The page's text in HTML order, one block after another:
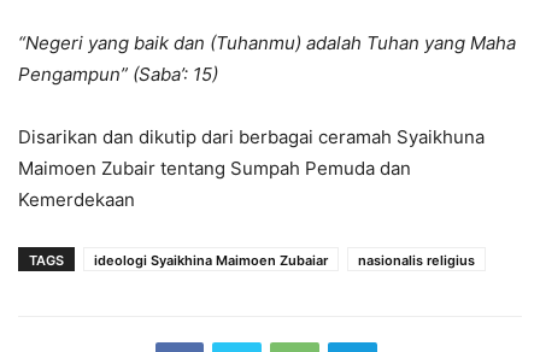
“Negeri yang baik dan (Tuhanmu) adalah Tuhan yang Maha
Pengampun” (Saba’: 15)
Disarikan dan dikutip dari berbagai ceramah Syaikhuna
Maimoen Zubair tentang Sumpah Pemuda dan
Kemerdekaan
TAGS ideologi Syaikhina Maimoen Zubaiar nasionalis religius